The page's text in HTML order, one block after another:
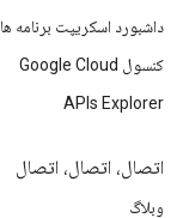
داشبورد اسکریپت برنامه ها
کنسول Google Cloud
APIs Explorer
اتصال، اتصال، اتصال
وبلاگ